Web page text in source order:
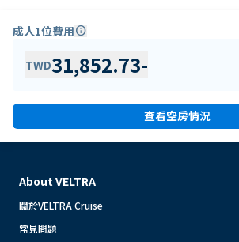
成人1位費用info
TWD31,852.73-
查看空房情況
About VELTRA
關於VELTRA Cruise
常見問題